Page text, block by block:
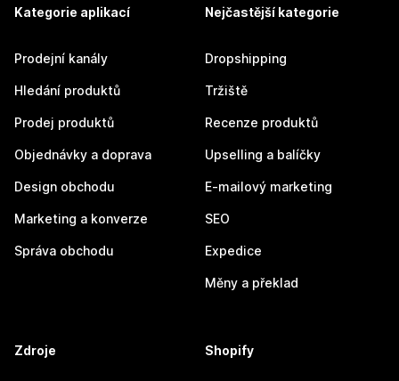
Kategorie aplikací
Prodejní kanály
Hledání produktů
Prodej produktů
Objednávky a doprava
Design obchodu
Marketing a konverze
Správa obchodu
Nejčastější kategorie
Dropshipping
Tržiště
Recenze produktů
Upselling a balíčky
E-mailový marketing
SEO
Expedice
Měny a překlad
Zdroje Shopify